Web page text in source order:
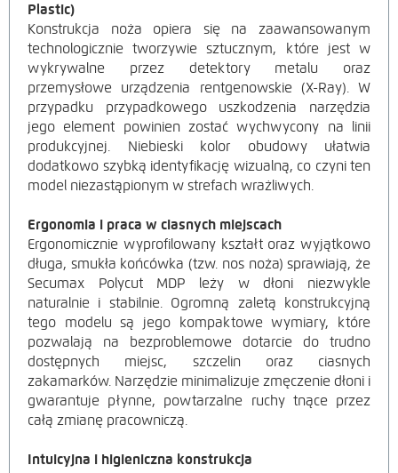
Plastic)
Konstrukcja noża opiera się na zaawansowanym
technologicznie tworzywie sztucznym, które jest w
wykrywalne przez detektory metalu oraz
przemysłowe urządzenia rentgenowskie (X-Ray). W
przypadku przypadkowego uszkodzenia narzędzia
jego element powinien zostać wychwycony na linii
produkcyjnej. Niebieski kolor obudowy ułatwia
dodatkowo szybką identyfikację wizualną, co czyni ten
model niezastąpionym w strefach wrażliwych.
Ergonomia i praca w ciasnych miejscach
Ergonomicznie wyprofilowany kształt oraz wyjątkowo
długa, smukła końcówka (tzw. nos noża) sprawiają, że
Secumax Polycut MDP leży w dłoni niezwykle
naturalnie i stabilnie. Ogromną zaletą konstrukcyjną
tego modelu są jego kompaktowe wymiary, które
pozwalają na bezproblemowe dotarcie do trudno
dostępnych miejsc, szczelin oraz ciasnych
zakamarków. Narzędzie minimalizuje zmęczenie dłoni i
gwarantuje płynne, powtarzalne ruchy tnące przez
całą zmianę pracowniczą.
Intuicyjna i higieniczna konstrukcja